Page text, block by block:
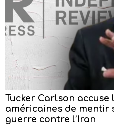
Tucker Carlson accuse
américaines de mentir
guerre contre l’Iran